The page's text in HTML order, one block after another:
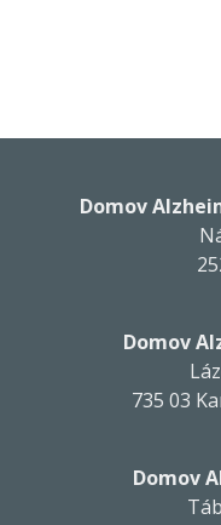
Domov
Domov
735 03
Domov